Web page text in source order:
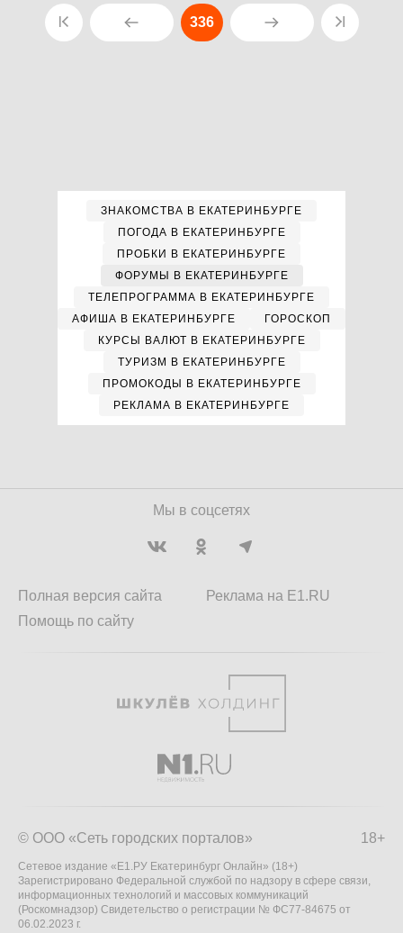
336
ЗНАКОМСТВА В ЕКАТЕРИНБУРГЕ
ПОГОДА В ЕКАТЕРИНБУРГЕ
ПРОБКИ В ЕКАТЕРИНБУРГЕ
ФОРУМЫ В ЕКАТЕРИНБУРГЕ
ТЕЛЕПРОГРАММА В ЕКАТЕРИНБУРГЕ
АФИША В ЕКАТЕРИНБУРГЕ
ГОРОСКОП
КУРСЫ ВАЛЮТ В ЕКАТЕРИНБУРГЕ
ТУРИЗМ В ЕКАТЕРИНБУРГЕ
ПРОМОКОДЫ В ЕКАТЕРИНБУРГЕ
РЕКЛАМА В ЕКАТЕРИНБУРГЕ
Мы в соцсетях
Полная версия сайта
Помощь по сайту
Реклама на E1.RU
18+
© ООО «Сеть городских порталов»
Сетевое издание «Е1.РУ Екатеринбург Онлайн» (18+)
Зарегистрировано Федеральной службой по надзору в сфере связи,
информационных технологий и массовых коммуникаций
(Роскомнадзор) Свидетельство о регистрации № ФС77-84675 от
06.02.2023 г.